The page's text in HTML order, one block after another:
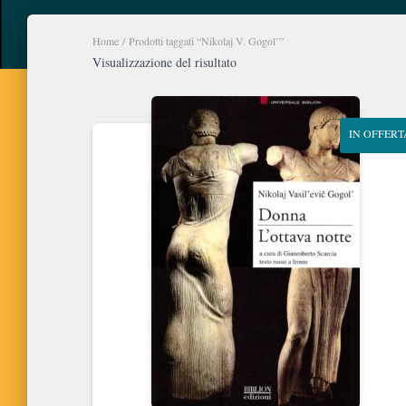
Home / Prodotti taggati “Nikolaj V. Gogol’”
Visualizzazione del risultato
IN